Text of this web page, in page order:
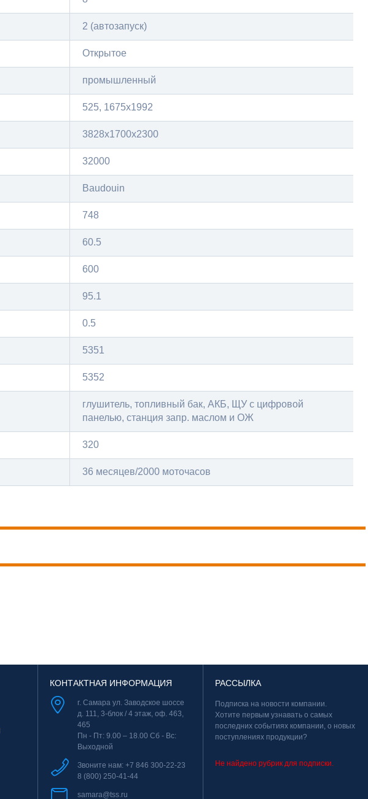
2 (автозапуск)
Открытое
промышленный
525, 1675х1992
3828x1700x2300
32000
Baudouin
748
60.5
600
95.1
0.5
5351
5352
глушитель, топливный бак, АКБ, ЩУ с цифровой
панелью, станция запр. маслом и ОЖ
320
36 месяцев/2000 моточасов
КОНТАКТНАЯ ИНФОРМАЦИЯ
г. Самара ул. Заводское шоссе
д. 111, 3-блок / 4 этаж, оф. 463,
465
Пн - Пт: 9.00 – 18.00 Сб - Вс:
Выходной
Звоните нам:+7 846 300-22-23
8 (800) 250-41-44
samara@tss.ru
РАССЫЛКА
Подписка на новости компании.
Хотите первым узнавать о самых
последних событиях компании, о новых
поступлениях продукции?
Не найдено рубрик для подписки.